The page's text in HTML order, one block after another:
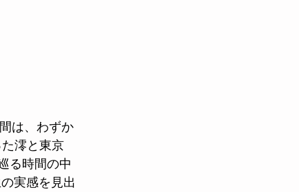
は、わずか
澪と東京
る時間の中
実感を見出